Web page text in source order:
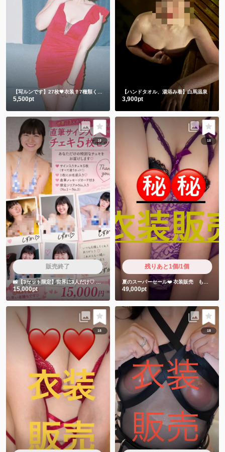
【写ルンです】27枚💗衣装👙7種類くらい
5,500pt
【ハンドタオル、湯浴み着】白馬温泉
3,900pt
18
販売終了
📸【3セット限定】世界に3人だけ♡ しずかちゃん直筆サイン入りチェキ5枚セット
15,000pt
18
残りあと1個/1個
夏のスーパーセール❤️ 衣装販売 もちゅりん食べた時の衣装です❤️
49,000pt
18 18